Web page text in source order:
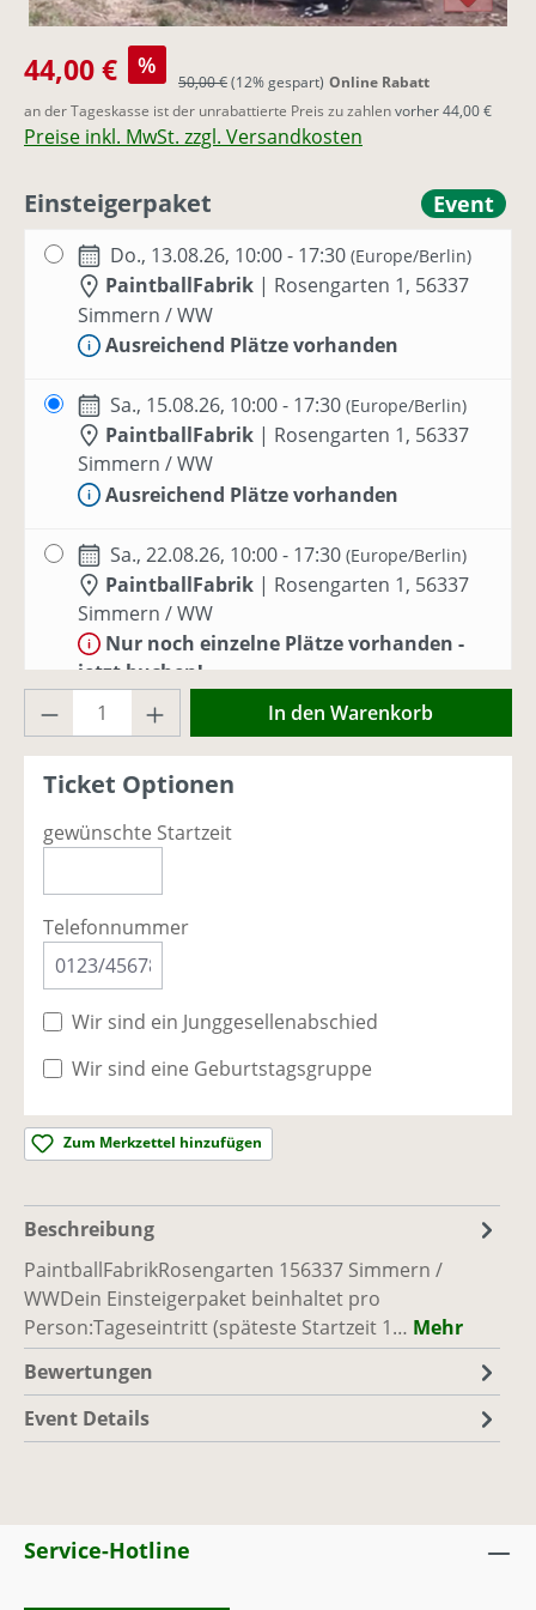
Verkaufspreis:
44,00 € %
Regulärer Preis:
50,00 €(12% gespart) Online Rabatt
an der Tageskasse ist der unrabattierte Preis zu zahlenvorher 44,00 €
Preise inkl. MwSt. zzgl. Versandkosten
Einsteigerpaket Event
Do., 13.08.26, 10:00 - 17:30(Europe/Berlin)
PaintballFabrik | Rosengarten 1, 56337
Simmern / WW
Ausreichend Plätze vorhanden
Sa., 15.08.26, 10:00 - 17:30(Europe/Berlin)
PaintballFabrik | Rosengarten 1, 56337
Simmern / WW
Ausreichend Plätze vorhanden
Sa., 22.08.26, 10:00 - 17:30(Europe/Berlin)
PaintballFabrik | Rosengarten 1, 56337
Simmern / WW
Nur noch einzelne Plätze vorhanden -
jetzt buchen!
Sa., 29.08.26, 10:00 - 17:30(Europe/Berlin)
PaintballFabrik|Rosengarten 1, 56337
Simmern / WW
Ausreichend Plätze vorhanden
Simmern / WW
Ausreichend Plätze vorhanden
So., 06.09.26, 10:00 - 17:00(Europe/Berlin)
PaintballFabrik|Rosengarten 1, 56337
Ausreichend Plätze vorhanden
PaintballFabrik|Rosengarten 1, 56337
Simmern / WW
Ausreichend Plätze vorhanden
So., 13.09.26, 10:00 - 17:00(Europe/Berlin)
Simmern / WW
Ausreichend Plätze vorhanden
Simmern / WW
Produkt Anzahl: Gib den gewünschten
In den Warenkorb
Ticket Optionen
gewünschte Startzeit
Telefonnummer
Wir sind ein Junggesellenabschied
Wir sind eine Geburtstagsgruppe
Zum Merkzettel hinzufügen
Beschreibung
PaintballFabrikRosengarten 156337 Simmern /
WWDein Einsteigerpaket beinhaltet pro
Person:Tageseintritt (späteste Startzeit 1… Mehr
Bewertungen
Event Details
Service-Hotline